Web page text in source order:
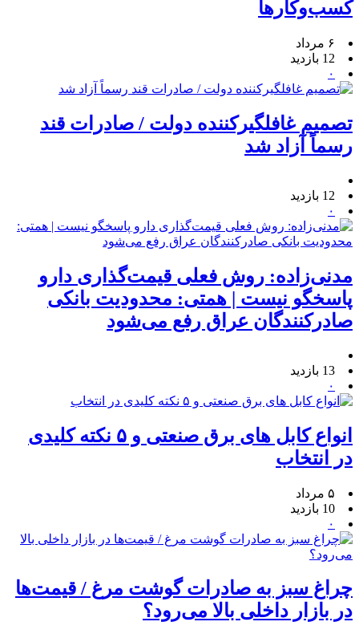
کسب‌وکار‌ها
۶ مرداد
12 بازدید
۰
تصمیم غافلگیرکننده دولت / صادرات قند
رسماً آزاد شد
12 بازدید
۰
مدنی‌زاده: روش فعلی قیمت‌گذاری دارو
پاسخگو نیست | همتی: محدودیت بانکی
صادرکنندگان عراق رفع می‌شود
13 بازدید
۰
انواع کابل های برق صنعتی و ۵ نکته کلیدی
در انتخاب
۵ مرداد
10 بازدید
۰
چراغ سبز به صادرات گوشت مرغ / قیمت‌ها
در بازار داخلی بالا می‌رود؟